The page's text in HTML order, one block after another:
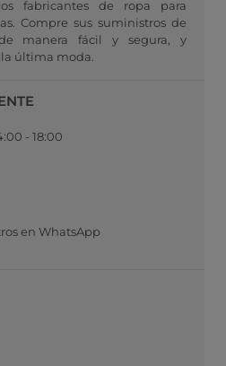
fabricantes de ropa para
Compre sus suministros de
manera fácil y segura, y
última moda.
- 18:00
en WhatsApp